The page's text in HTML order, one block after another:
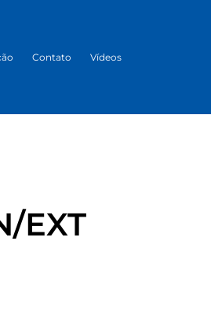
Contato Vídeos
EXT